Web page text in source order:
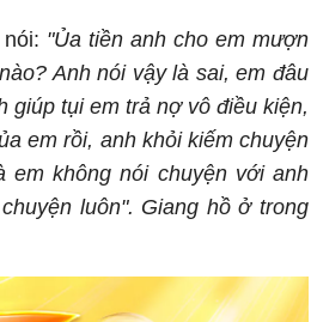
"Ủa tiền anh cho em mượn
Anh nói vậy là sai, em đâu
giúp tụi em trả nợ vô điều kiện,
em rồi, anh khỏi kiếm chuyện
em không nói chuyện với anh
luôn". Giang hồ ở trong